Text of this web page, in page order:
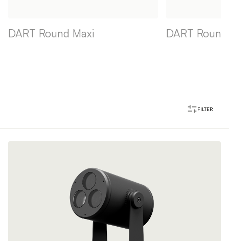
DART Round Maxi DART
FILTER